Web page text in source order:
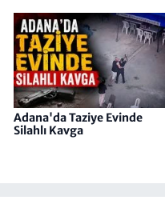
Adana'da Taziye Evinde
Silahlı Kavga